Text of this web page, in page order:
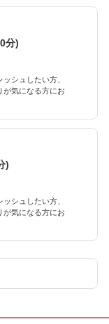
分)
シュしたい方、
が気になる方にお
)
シュしたい方、
が気になる方にお